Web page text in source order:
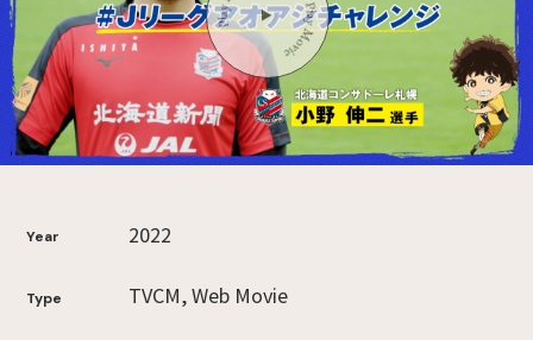
Year 2022
Type TVCM, Web Movie